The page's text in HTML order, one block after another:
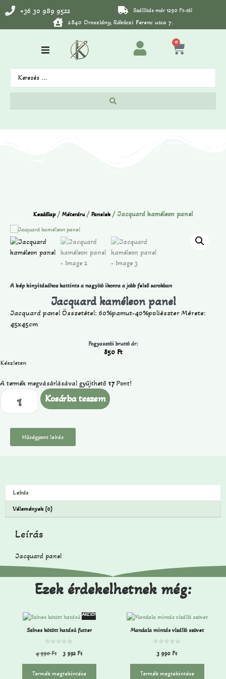
+36 30 989 9522 Szállítás már 1290 Ft-tól
2840 Oroszlány, Rákóczi Ferenc utca 7.
0
Kezdőlap/ Méteráru/ Panelek / Jacquard kaméleon panel
A kép kinyitásához kattints a nagyító ikonra a jobb felső sarokban
Jacquard kaméleon panel
Jacquard panel Összetétel: 60%pamut-40%poliészter Mérete:
45x45cm
Fogyasztói bruttó ár:
850 Ft
Készleten
A termék megvásárlásával gyűjthető 17Pont!
Kosárba teszem
Hűségpont leírás
Leírás
Vélemények (0)
Leírás
Jacquard panel
Ezek érdekelhetnek még:
AKCIÓ!
Színes kötött hatású futter
a
5
b
4 990Ft 3 992 Ft
Termék megtekintése
Mandala mintás vízálló szövet
5
b
3 990 Ft
Termék megtekintése